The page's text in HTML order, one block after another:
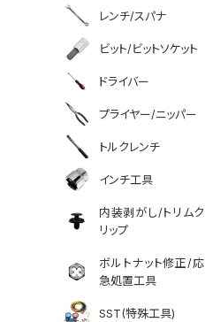
レンチ/スパナ
ビット/ビットソケット
ドライバー
プライヤー/ニッパー
トルクレンチ
インチ工具
内装剥がし/トリムク
リップ
ボルトナット修正/応
急処置工具
SST(特殊工具)